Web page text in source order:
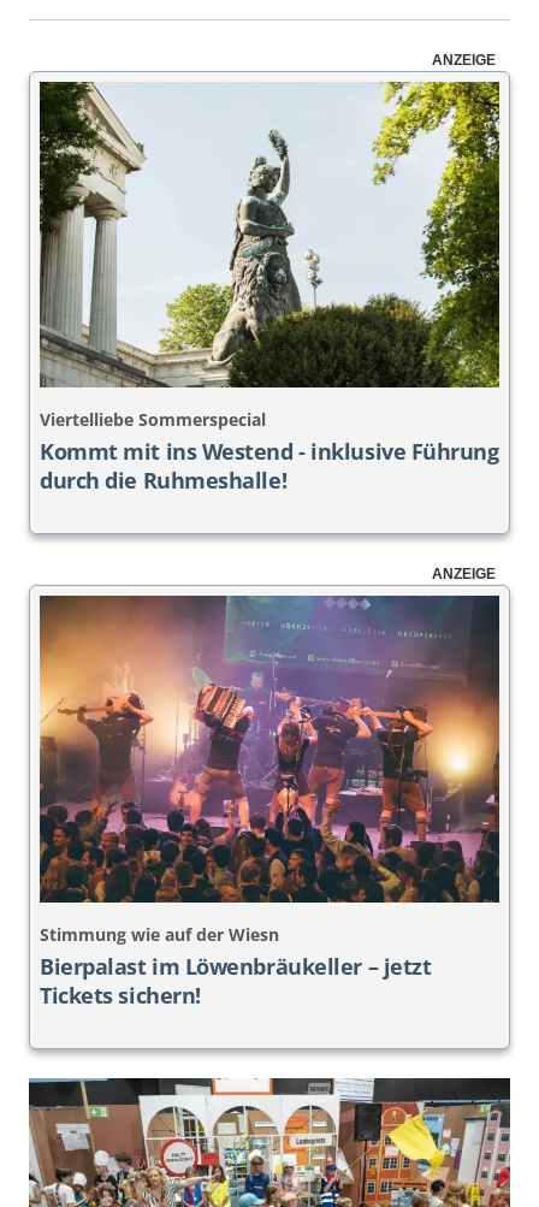
ANZEIGE
Kommt mit ins Westend - inklusive Führung
durch die Ruhmeshalle!
Viertelliebe Sommerspecial
ANZEIGE
Bierpalast im Löwenbräukeller – jetzt
Tickets sichern!
Stimmung wie auf der Wiesn